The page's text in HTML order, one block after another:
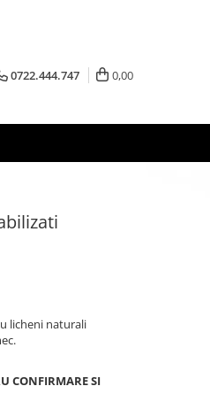
0722.444.747 0,00
licheni naturali
CONFIRMARE SI